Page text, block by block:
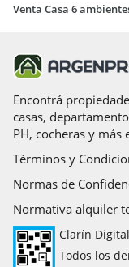
Encontrá
casas,
PH, cocheras y más
Términos y
Normas de
Normativa alquiler
Clarín
Todos los